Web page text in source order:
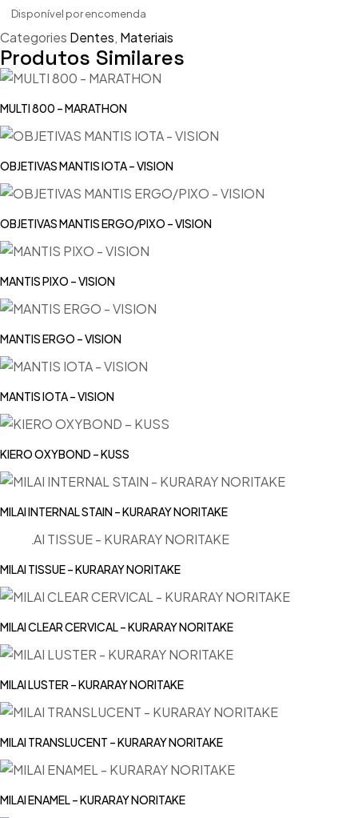
Disponível por encomenda
Categories Dentes, Materiais
Produtos Similares
MULTI 800 – MARATHON
OBJETIVAS MANTIS IOTA – VISION
OBJETIVAS MANTIS ERGO/PIXO – VISION
MANTIS PIXO – VISION
MANTIS ERGO – VISION
MANTIS IOTA – VISION
KIERO OXYBOND – KUSS
MILAI INTERNAL STAIN – KURARAY NORITAKE
MILAI TISSUE – KURARAY NORITAKE
MILAI CLEAR CERVICAL – KURARAY NORITAKE
MILAI LUSTER – KURARAY NORITAKE
MILAI TRANSLUCENT – KURARAY NORITAKE
MILAI ENAMEL – KURARAY NORITAKE